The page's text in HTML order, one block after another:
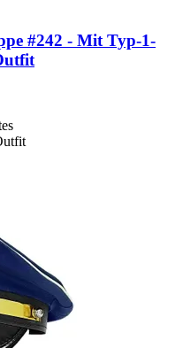
#242 -​ Mit Typ-​1-​